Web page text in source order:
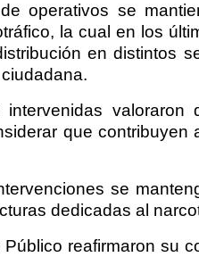
operativos se
la cual en los
en distintos
valoraron
que contribuyen
se
dedicadas al
reafirmaron su